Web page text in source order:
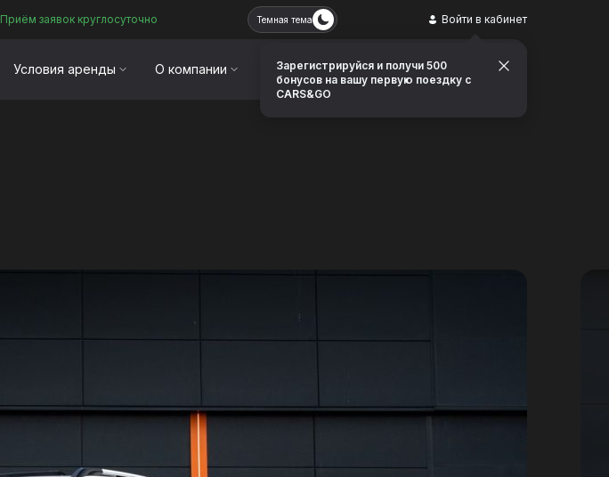
Условия аренды О компании Контакты Заказать звонок
Приём заявок круглосуточно Темная тема Войти в кабинет
Зарегистрируйся и получи 500
бонусов на вашу первую поездку с
CARS&GO